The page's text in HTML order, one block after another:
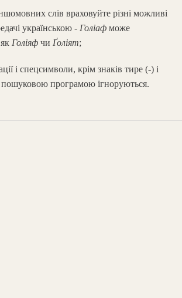
слів враховуйте різні можливі
українською - Голіафможе
Голіяфчи Ґоліят;
і спецсимволи, крім знаків тире (-) і
програмою ігноруються.